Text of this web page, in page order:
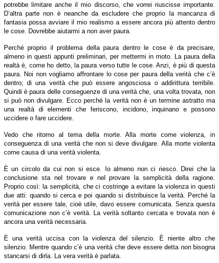
potrebbe limitare anche il mio discorso, che vorrei riuscisse importante.
D’altra parte non è neanche da escludere che proprio la mancanza di
fantasia possa avviare il mio realismo a essere ancora più attento dentro
le cose. Dovrebbe aiutarmi a non aver paura.
Perché proprio il problema della paura dentro le cose è da precisare,
almeno in questi appunti preliminari, per mettermi in moto. La paura della
realtà è, come ho detto, la paura verso tutte le cose. Anzi, è più di questa
paura. Noi non vogliamo affrontare lo cose per paura della verità che c’è
dentro; di una verità che può essere angosciosa o addirittura terribile.
Quindi è paura delle conseguenze di una verità che, una volta trovata, non
si può non divulgare. Ecco perché la verità non è un termine astratto ma
una realtà di elementi che feriscono, incidono, inquinano e possono
uccidere o fare uccidere.
Vedo che ritorno al tema della morte. Alla morte come violenza, in
conseguenza di una verità che non si deve divulgare. Alla morte violenta
come causa di una verità violenta.
È un circolo da cui non si esce. Io almeno non ci riesco. Direi che la
conclusione sta nel trovare e nel provare la semplicità della ragione.
Proprio così: la semplicità, che ci costringe a evitare la violenza in questi
due atti: quando si cerca e poi quando si distribuisce la verità. Perché la
verità per essere tale, cioè utile, davo essere comunicata. Senza questa
comunicazione non c’è verità. La verità soltanto cercata e trovata non è
ancora una verità necessaria.
È una verità uccisa con la violenza del silenzio. È niente altro che
silenzio. Mentre quando c’è una verità che deve essere detta non bisogna
stancarsi di dirla. La vera verità è parlata.